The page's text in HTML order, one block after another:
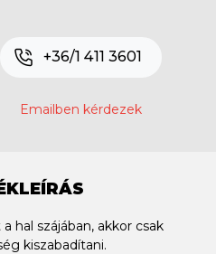
+36/1 411 3601
Emailben kérdezek
hal szájában, akkor csak
kiszabadítani.